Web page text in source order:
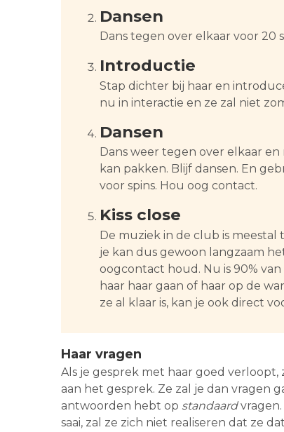
Dansen
Dans tegen over elkaar voor 20
Introductie
Stap dichter bij haar en
nu in interactie en ze zal niet
Dansen
Dans weer tegen over elkaar
kan pakken. Blijf dansen. En
voor spins. Hou oog contact.
Kiss close
De muziek in de club is meestal
je kan dus gewoon langzaam
oogcontact houd. Nu is 90%
haar haar gaan of haar op de
ze al klaar is, kan je ook direct
Haar vragen
Als je gesprek met haar goed
aan het gesprek. Ze zal je dan vragen
antwoorden hebt op standaardvragen.
saai, zal ze zich niet realiseren dat ze